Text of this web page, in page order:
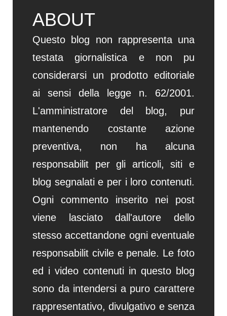
ABOUT
Questo blog non rappresenta una
testata giornalistica e non pu
considerarsi un prodotto editoriale
ai sensi della legge n. 62/2001.
L'amministratore del blog, pur
mantenendo costante azione
preventiva, non ha alcuna
responsabilit per gli articoli, siti e
blog segnalati e per i loro contenuti.
Ogni commento inserito nei post
viene lasciato dall'autore dello
stesso accettandone ogni eventuale
responsabilit civile e penale. Le foto
ed i video contenuti in questo blog
sono da intendersi a puro carattere
rappresentativo, divulgativo e senza